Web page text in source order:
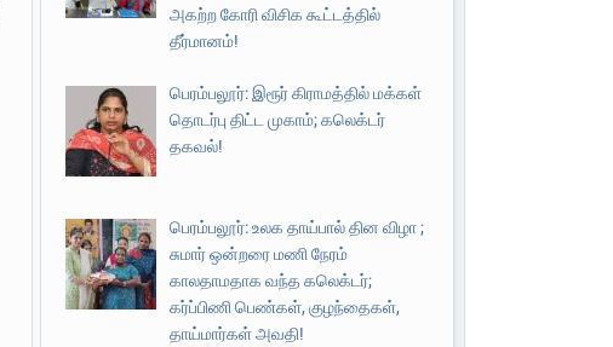
அகற்ற கோரி விசிக கூட்டத்தில்
தீர்மானம்!
பெரம்பலூர்: இரூர் கிராமத்தில் மக்கள்
தொடர்பு திட்ட முகாம்; கலெக்டர்
தகவல்!
பெரம்பலூர்: உலக தாய்பால் தின விழா ;
சுமார் ஒன்றரை மணி நேரம்
காலதாமதாக வந்த கலெக்டர்;
கர்ப்பிணி பெண்கள், குழந்தைகள்,
தாய்மார்கள் அவதி!